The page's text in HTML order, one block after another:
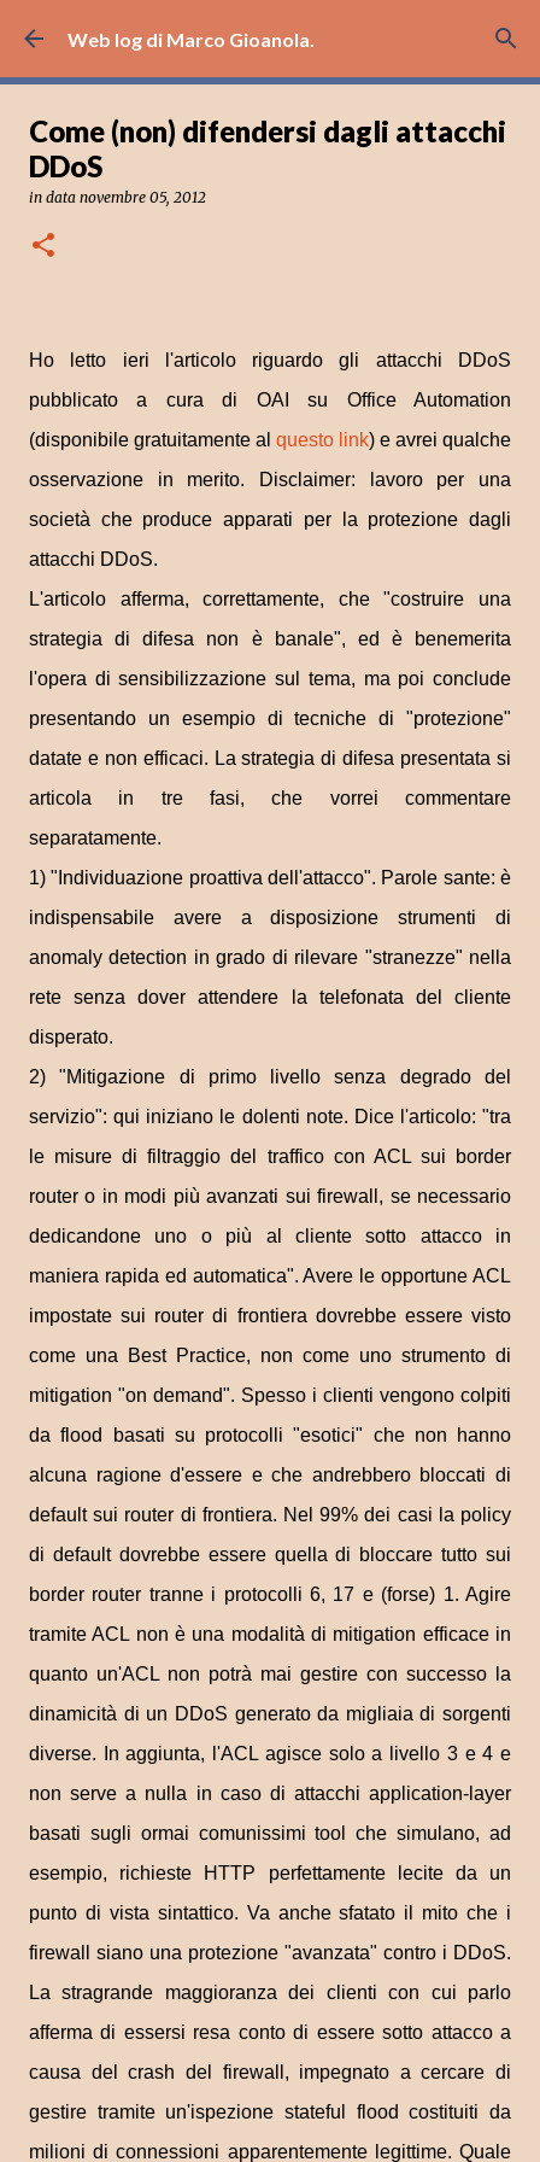
Passa ai contenuti principali
Web log di Marco Gioanola.
Come (non) difendersi dagli attacchi
DDoS
in data novembre 05, 2012
Ho letto ieri l'articolo riguardo gli attacchi DDoS
pubblicato a cura di OAI su Office Automation
(disponibile gratuitamente al questo link) e avrei qualche
osservazione in merito. Disclaimer: lavoro per una
società che produce apparati per la protezione dagli
attacchi DDoS.
L'articolo afferma, correttamente, che "costruire una
strategia di difesa non è banale", ed è benemerita
l'opera di sensibilizzazione sul tema, ma poi conclude
presentando un esempio di tecniche di "protezione"
datate e non efficaci. La strategia di difesa presentata si
articola in tre fasi, che vorrei commentare
separatamente.
1) "Individuazione proattiva dell'attacco". Parole sante: è
indispensabile avere a disposizione strumenti di
anomaly detection in grado di rilevare "stranezze" nella
rete senza dover attendere la telefonata del cliente
disperato.
2) "Mitigazione di primo livello senza degrado del
servizio": qui iniziano le dolenti note. Dice l'articolo: "tra
le misure di filtraggio del traffico con ACL sui border
router o in modi più avanzati sui firewall, se necessario
dedicandone uno o più al cliente sotto attacco in
maniera rapida ed automatica". Avere le opportune ACL
impostate sui router di frontiera dovrebbe essere visto
come una Best Practice, non come uno strumento di
mitigation "on demand". Spesso i clienti vengono colpiti
da flood basati su protocolli "esotici" che non hanno
alcuna ragione d'essere e che andrebbero bloccati di
default sui router di frontiera. Nel 99% dei casi la policy
di default dovrebbe essere quella di bloccare tutto sui
border router tranne i protocolli 6, 17 e (forse) 1. Agire
tramite ACL non è una modalità di mitigation efficace in
quanto un'ACL non potrà mai gestire con successo la
dinamicità di un DDoS generato da migliaia di sorgenti
diverse. In aggiunta, l'ACL agisce solo a livello 3 e 4 e
non serve a nulla in caso di attacchi application-layer
basati sugli ormai comunissimi tool che simulano, ad
esempio, richieste HTTP perfettamente lecite da un
punto di vista sintattico. Va anche sfatato il mito che i
firewall siano una protezione "avanzata" contro i DDoS.
La stragrande maggioranza dei clienti con cui parlo
afferma di essersi resa conto di essere sotto attacco a
causa del crash del firewall, impegnato a cercare di
gestire tramite un'ispezione stateful flood costituiti da
milioni di connessioni apparentemente legittime. Quale